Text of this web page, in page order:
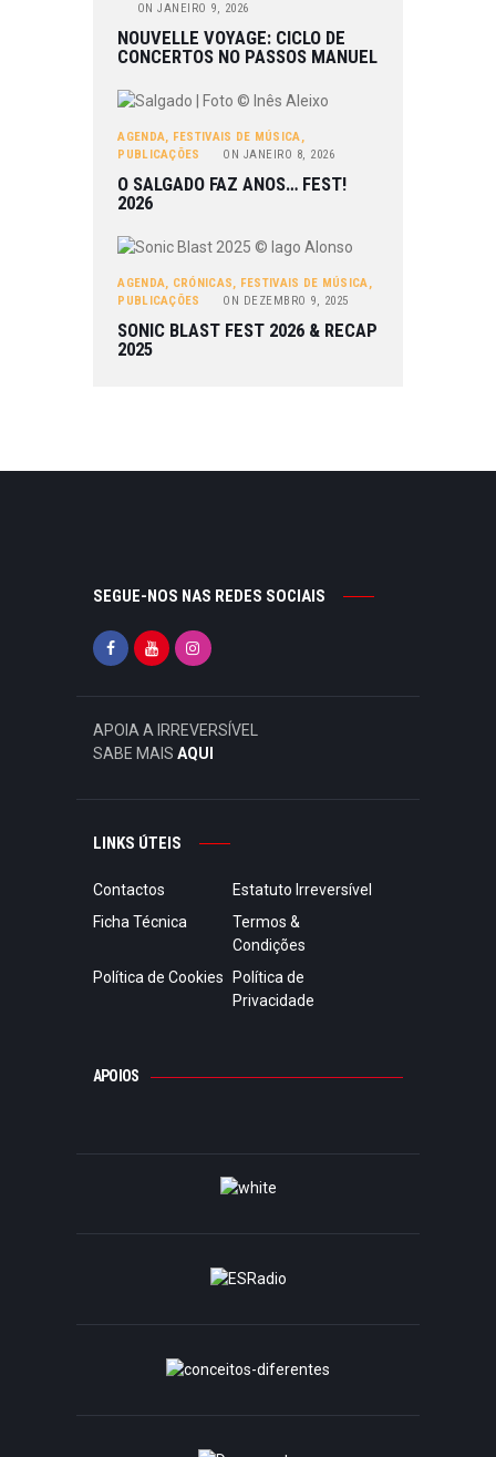
ON JANEIRO 9, 2026
NOUVELLE VOYAGE: CICLO DE
CONCERTOS NO PASSOS MANUEL
AGENDA, FESTIVAIS DE MÚSICA,
PUBLICAÇÕES
ON JANEIRO 8, 2026
O SALGADO FAZ ANOS… FEST!
2026
AGENDA, CRÓNICAS, FESTIVAIS DE MÚSICA,
PUBLICAÇÕES
ON DEZEMBRO 9, 2025
SONIC BLAST FEST 2026 & RECAP
2025
SEGUE-NOS NAS REDES SOCIAIS
APOIA A IRREVERSÍVEL
SABE MAIS AQUI
LINKS ÚTEIS
Contactos
Estatuto Irreversível
Ficha Técnica
Termos &
Condições
Política de Cookies
Política de
Privacidade
APOIOS